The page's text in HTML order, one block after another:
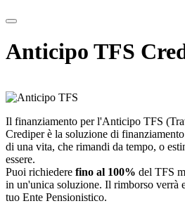
Anticipo TFS
Il finanziamento per l'Anticipo TFS
Crediper è la soluzione di
di una vita, che rimandi da tempo, o
essere.
Puoi richiedere fino al 100% del TFS
in un'unica soluzione. Il rimborso verrà
tuo Ente Pensionistico.